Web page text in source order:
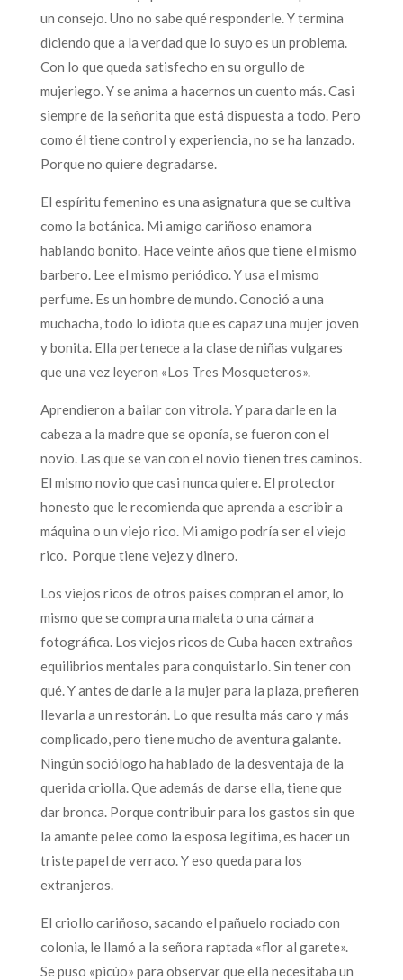
un consejo. Uno no sabe qué responderle. Y termina
diciendo que a la verdad que lo suyo es un problema.
Con lo que queda satisfecho en su orgullo de
mujeriego. Y se anima a hacernos un cuento más. Casi
siempre de la señorita que está dispuesta a todo. Pero
como él tiene control y experiencia, no se ha lanzado.
Porque no quiere degradarse.
El espíritu femenino es una asignatura que se cultiva
como la botánica. Mi amigo cariñoso enamora
hablando bonito. Hace veinte años que tiene el mismo
barbero. Lee el mismo periódico. Y usa el mismo
perfume. Es un hombre de mundo. Conoció a una
muchacha, todo lo idiota que es capaz una mujer joven
y bonita. Ella pertenece a la clase de niñas vulgares
que una vez leyeron «Los Tres Mosqueteros».
Aprendieron a bailar con vitrola. Y para darle en la
cabeza a la madre que se oponía, se fueron con el
novio. Las que se van con el novio tienen tres caminos.
El mismo novio que casi nunca quiere. El protector
honesto que le recomienda que aprenda a escribir a
máquina o un viejo rico. Mi amigo podría ser el viejo
rico. Porque tiene vejez y dinero.
Los viejos ricos de otros países compran el amor, lo
mismo que se compra una maleta o una cámara
fotográfica. Los viejos ricos de Cuba hacen extraños
equilibrios mentales para conquistarlo. Sin tener con
qué. Y antes de darle a la mujer para la plaza, prefieren
llevarla a un restorán. Lo que resulta más caro y más
complicado, pero tiene mucho de aventura galante.
Ningún sociólogo ha hablado de la desventaja de la
querida criolla. Que además de darse ella, tiene que
dar bronca. Porque contribuir para los gastos sin que
la amante pelee como la esposa legítima, es hacer un
triste papel de verraco. Y eso queda para los
extranjeros.
El criollo cariñoso, sacando el pañuelo rociado con
colonia, le llamó a la señora raptada «flor al garete».
Se puso «picúo» para observar que ella necesitaba un